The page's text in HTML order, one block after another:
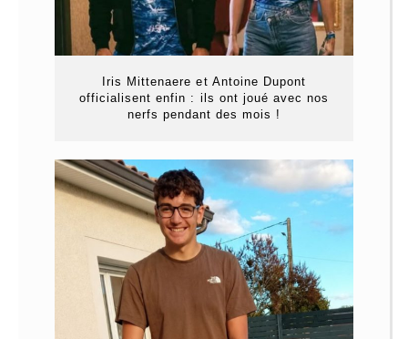
Iris Mittenaere et Antoine Dupont
officialisent enfin : ils ont joué avec nos
nerfs pendant des mois !